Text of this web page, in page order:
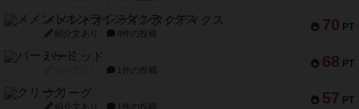
70 PT
メメントオンラインタクティクス
紹介文あり 4件の投稿
68 PT
パーミッド
1件の投稿
57 PT
クリーグ
紹介文あり 1件の投稿